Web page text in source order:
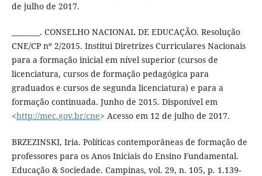
de julho de 2017.
________. CONSELHO NACIONAL DE EDUCAÇÃO. Resolução
CNE/CP nº 2/2015. Institui Diretrizes Curriculares Nacionais
para a formação inicial em nível superior (cursos de
licenciatura, cursos de formação pedagógica para
graduados e cursos de segunda licenciatura) e para a
formação continuada. Junho de 2015. Disponível em
<http://mec.gov.br/cne> Acesso em 12 de julho de 2017.
BRZEZINSKI, Iria. Políticas contemporâneas de formação de
professores para os Anos Iniciais do Ensino Fundamental.
Educação & Sociedade. Campinas, vol. 29, n. 105, p. 1.139-